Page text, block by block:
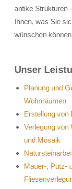
antike Strukturen
Ihnen, was Sie
wünschen
Unser
Planung und
Wohnräumen
Erstellung von
Verlegung von
und Mosaik
Mauer-, Putz-